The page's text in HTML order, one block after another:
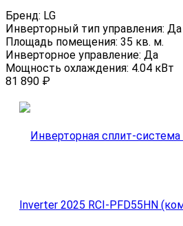
Бренд: LG
Инверторный тип управления: Да
Площадь помещения: 35 кв. м.
Инверторное управление: Да
Мощность охлаждения: 4.04 кВт
81 890 ₽